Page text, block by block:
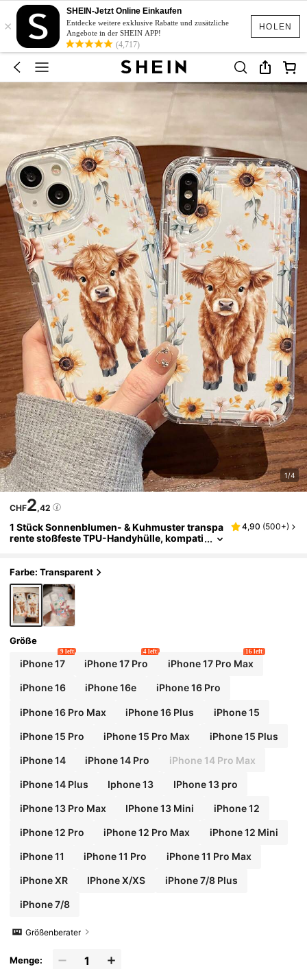
HOLEN
×
SHEIN-Jetzt Online Einkaufen
Entdecke weitere exklusive Rabatte und zusätzliche
Angebote in der SHEIN APP!
(4,717)
1/4
CHF2,42
1 Stück Sonnenblumen- & Kuhmuster transpa
rente stoßfeste TPU-Handyhülle, kompati
ignet als Geschenk für Freunde
4,90 (500+)
Farbe: Transparent
Größe
iPhone 17
9 left
iPhone 17 Pro
4 left
iPhone 17 Pro Max
16 left
iPhone 16 iPhone 16e iPhone 16 Pro
iPhone 16 Pro Max iPhone 16 Plus iPhone 15
iPhone 15 Pro iPhone 15 Pro Max iPhone 15 Plus
iPhone 14 iPhone 14 Pro iPhone 14 Pro Max
iPhone 14 Plus Iphone 13 IPhone 13 pro
iPhone 13 Pro Max IPhone 13 Mini iPhone 12
iPhone 12 Pro iPhone 12 Pro Max iPhone 12 Mini
iPhone 11 iPhone 11 Pro iPhone 11 Pro Max
iPhone XR IPhone X/XS iPhone 7/8 Plus
iPhone 7/8
Größenberater
Menge: